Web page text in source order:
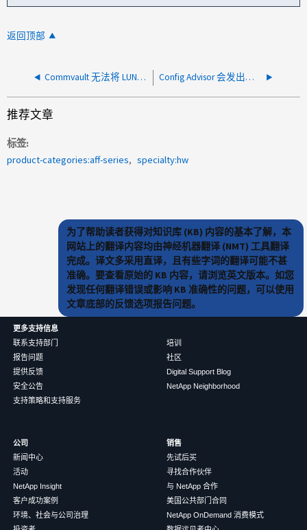
返回顶部
Commvault 无法将 LUN 分配给启动程序组 Config Advisor 会发出警报，指出集群交换机配置与安装的 RCF 不匹配
推荐文章
标签
product-categories:aff-series
specialty:hw
为了帮助读者获得对知识库 (KB) 内容的基本了解，本
网站上的翻译内容均由神经机器翻译 (NMT) 工具翻译
完成。译文多采用直译，且有些字词的翻译可能不甚
准确。要查看原始的 KB 内容，请浏览英文版本。如您
发现任何翻译错误或影响 KB 准确性的问题，可以使用
文章底部的反馈选项报告问题。
更多支持信息
联系支持部门
报告问题
提供反馈
安全公告
支持策略和支持服务
培训
社区
Digital Support Blog
NetApp Neighborhood
公司
新闻中心
活动
NetApp Insight
客户成功案例
环境、社会与公司治理
销售
先试后买
寻找合作伙伴
与 NetApp 合作
美国公共部门合同
NetApp OnDemand 消费模式